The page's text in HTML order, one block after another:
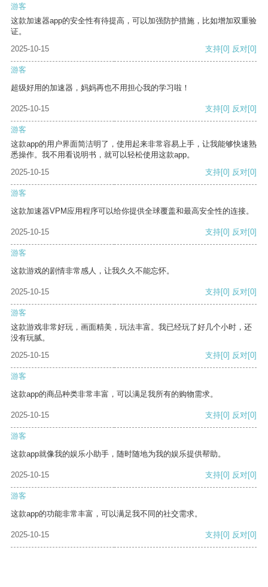
游客
这款加速器app的安全性有待提高，可以加强防护措施，比如增加双重验
证。
2025-10-15
支持[0] 反对[0]
游客
超级好用的加速器，妈妈再也不用担心我的学习啦！
2025-10-15 支持[0] 反对[0]
游客
这款app的用户界面简洁明了，使用起来非常容易上手，让我能够快速熟
悉操作。我不用看说明书，就可以轻松使用这款app。
2025-10-15
支持[0] 反对[0]
游客
这款加速器VPM应用程序可以给你提供全球覆盖和最高安全性的连接。
2025-10-15 支持[0] 反对[0]
游客
这款游戏的剧情非常感人，让我久久不能忘怀。
2025-10-15 支持[0] 反对[0]
游客
这款游戏非常好玩，画面精美，玩法丰富。我已经玩了好几个小时，还
没有玩腻。
2025-10-15
支持[0] 反对[0]
游客
这款app的商品种类非常丰富，可以满足我所有的购物需求。
2025-10-15 支持[0] 反对[0]
游客
这款app就像我的娱乐小助手，随时随地为我的娱乐提供帮助。
2025-10-15 支持[0] 反对[0]
游客
这款app的功能非常丰富，可以满足我不同的社交需求。
2025-10-15 支持[0] 反对[0]